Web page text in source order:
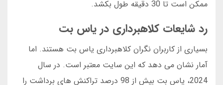
ممکن است تا 30 دقیقه طول بکشد.
رد شایعات کلاهبرداری در یاس بت
بسیاری از کاربران نگران کلاهبرداری یاس بت هستند. اما
آمار نشان می دهد که این سایت معتبر است. در سال
2024، یاس بت بیش از 98 درصد تراکنش های برداشت را